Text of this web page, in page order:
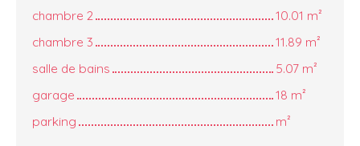
chambre 2
10.01 m²
chambre 3
11.89 m²
salle de bains
5.07 m²
garage
18 m²
parking
m²